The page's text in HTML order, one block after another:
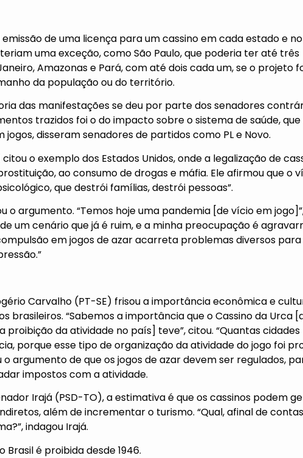
de uma licença para um cassino em cada estado e no
uma exceção, como São Paulo, que poderia ter até três
Amazonas e Pará, com até dois cada um, se o projeto
da população ou do território.
das manifestações se deu por parte dos senadores
trazidos foi o do impacto sobre o sistema de saúde,
disseram senadores de partidos como PL e Novo.
o exemplo dos Estados Unidos, onde a legalização de
ao consumo de drogas e máfia. Ele afirmou que o
que destrói famílias, destrói pessoas”.
o argumento. “Temos hoje uma pandemia [de vício em
um cenário que já é ruim, e a minha preocupação é
em jogos de azar acarreta problemas diversos
Carvalho (PT-SE) frisou a importância econômica e
brasileiros. “Sabemos a importância que o Cassino da Urca
proibição da atividade no país] teve”, citou. “Quantas cidades
porque esse tipo de organização da atividade do jogo foi
argumento de que os jogos de azar devem ser regulados,
impostos com a atividade.
Irajá (PSD-TO), a estimativa é que os cassinos podem
além de incrementar o turismo. “Qual, afinal de
indagou Irajá.
é proibida desde 1946.